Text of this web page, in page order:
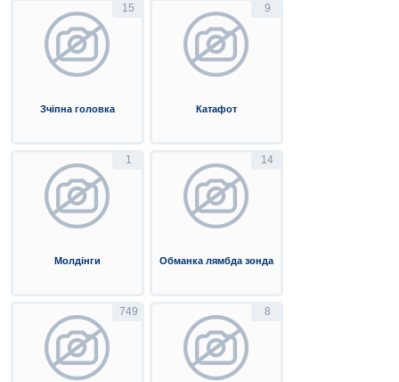
15
Зчіпна головка
9
Катафот
1
Молдінги
14
Обманка лямбда зонда
749 8